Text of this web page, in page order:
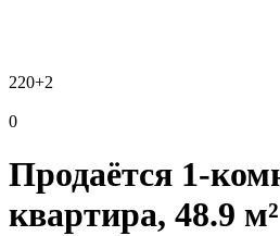
220+2
0
Продаётся 1-
квартира, 48.9 м²